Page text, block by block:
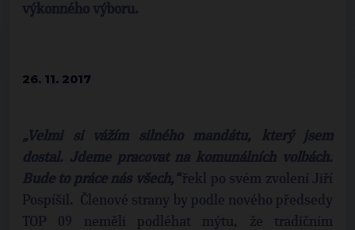
výkonného výboru.
26. 11. 2017
„Velmi si vážím silného mandátu, který jsem
dostal. Jdeme pracovat na komunálních volbách.
Bude to práce nás všech, “řekl po svém zvolení Jiří
Pospíšil. Členové strany by podle nového předsedy
TOP 09 neměli podléhat mýtu, že tradičním